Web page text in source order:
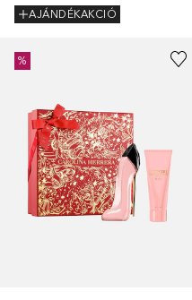
AJÁNDÉKAKCIÓ
%